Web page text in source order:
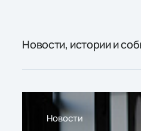
Новости, истории и
Новости